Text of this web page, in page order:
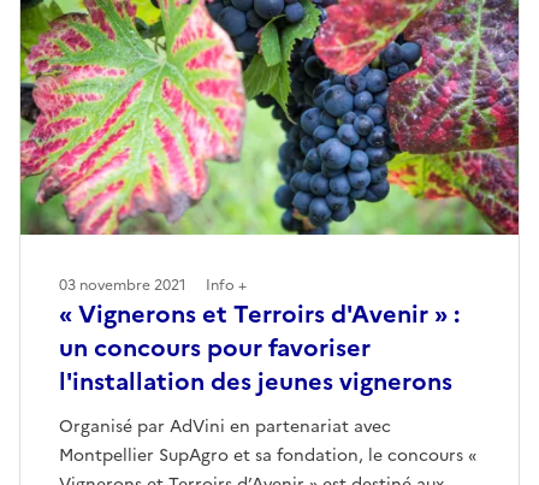
« Vignerons et Terroirs d'Avenir » :
un concours pour favoriser
l'installation des jeunes vignerons
Organisé par AdVini en partenariat avec
Montpellier SupAgro et sa fondation, le concours «
03 novembre 2021 Info +